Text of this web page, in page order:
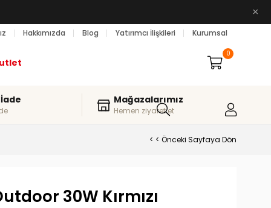
×
Hakkımızda Blog Yatırımcı İlişkileri Kurumsal
0
Mağazalarımız
Hemen ziyaret et
< < Önceki Sayfaya Dön
30W Kırmızı